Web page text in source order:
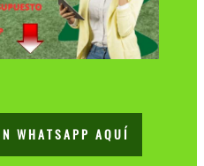
WHATSAPP AQUÍ